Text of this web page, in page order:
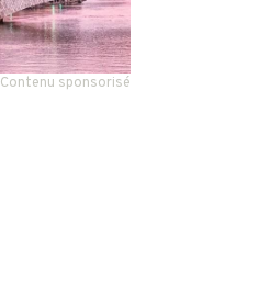
Contenu sponsorisé